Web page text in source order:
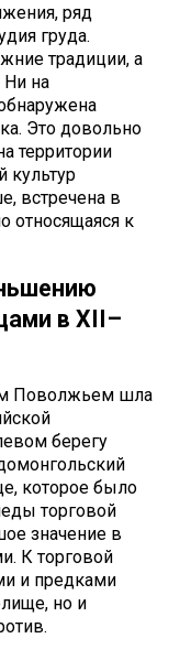
ряд
груда.
традиции, а
Ни на
Это довольно
территории
культур
встречена в
относящаяся к
в XII–
Поволжьем шла
берегу
которое было
торговой
значение в
К торговой
и предками
но и